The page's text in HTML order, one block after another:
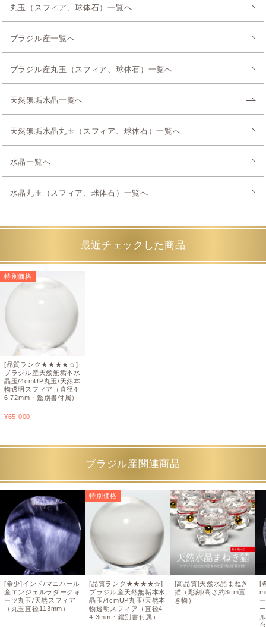
丸玉（スフィア、球体石）一覧へ
ブラジル産一覧へ
ブラジル産丸玉（スフィア、球体石）一覧へ
天然無垢水晶一覧へ
天然無垢水晶丸玉（スフィア、球体石）一覧へ
水晶一覧へ
水晶丸玉（スフィア、球体石）一覧へ
最近チェックした商品
特別価格
[品質ランク★★★★☆]
ブラジル産天然無垢本水
晶玉/4cmUP丸玉/天然本
物透明スフィア（直径4
6.72mm・鑑別書付属）
¥65,000
ブラジル産関連商品
[希少]インド/マニハール
産エンジェルラダークォ
ーツ丸玉/天然スフィア
（丸玉直径113mm）
特別価格
[品質ランク★★★★☆]
ブラジル産天然無垢本水
晶玉/4cmUP丸玉/天然本
物透明スフィア（直径4
4.3mm・鑑別書付属）
[高品質]天然水晶まねき
猫（彫刻/高さ約3cm置
き物）
[